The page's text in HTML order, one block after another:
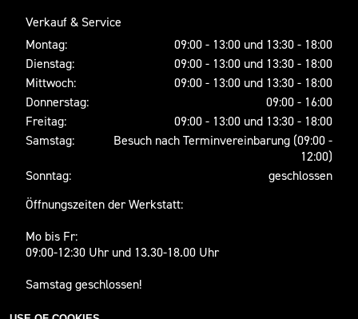
Verkauf & Service
Montag:
09:00 - 13:00 und 13:30 - 18:00
Dienstag:
09:00 - 13:00 und 13:30 - 18:00
Mittwoch:
09:00 - 13:00 und 13:30 - 18:00
Donnerstag:
09:00 - 16:00
Freitag:
09:00 - 13:00 und 13:30 - 18:00
Samstag:
Besuch nach Terminvereinbarung (09:00 -
12:00)
Sonntag:
geschlossen
Öffnungszeiten der Werkstatt:
Mo bis Fr:
09:00-12:30 Uhr und 13.30-18.00 Uhr
Samstag geschlossen!